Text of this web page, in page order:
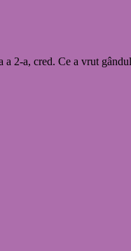
2-a, cred. Ce a vrut